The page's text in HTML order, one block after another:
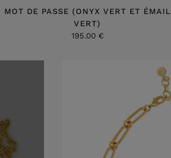
MOT DE PASSE (ONYX VERT ET ÉMAIL
VERT)
195.00 €